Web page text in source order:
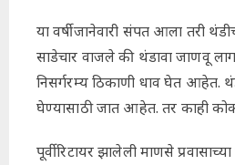
या वर्षी जानेवारी संपत आला तरी
साडेचार वाजले की थंडावा जाणवू
निसर्गरम्य ठिकाणी धाव घेत आहेत.
घेण्यासाठी जात आहेत. तर काही
पूर्वी रिटायर झालेली माणसे